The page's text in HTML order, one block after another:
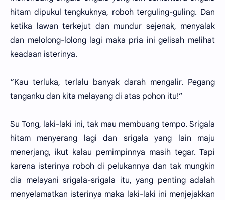
hitam dipukul tengkuknya, roboh terguling-guling. Dan
ketika lawan terkejut dan mundur sejenak, menyalak
dan melolong-lolong lagi maka pria ini gelisah melihat
keadaan isterinya.
“Kau terluka, terlalu banyak darah mengalir. Pegang
tanganku dan kita melayang di atas pohon itu!”
Su Tong, laki-laki ini, tak mau membuang tempo. Srigala
hitam menyerang lagi dan srigala yang lain maju
menerjang, ikut kalau pemimpinnya masih tegar. Tapi
karena isterinya roboh di pelukannya dan tak mungkin
dia melayani srigala-srigala itu, yang penting adalah
menyelamatkan isterinya maka laki-laki ini menjejakkan